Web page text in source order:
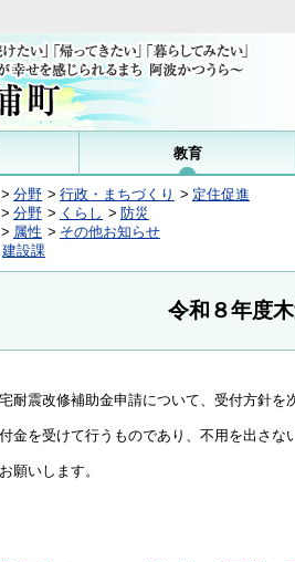
教育
分野 行政・まちづくり
定住促進
分野 くらし
防災
属性
その他お知らせ
建設課
令和８年度
耐震改修補助金申請について、受付方針を
金を受けて行うものであり、不用を出さな
願いします。